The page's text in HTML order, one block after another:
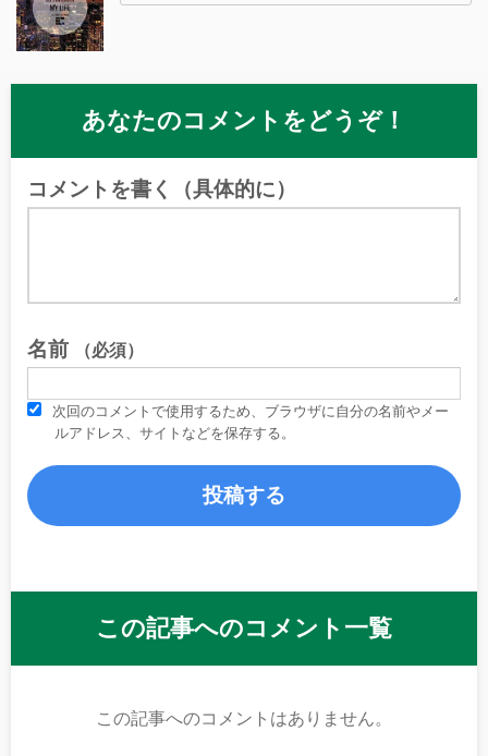
あなたのコメントをどうぞ！
コメントを書く（具体的に）
名前 （必須）
次回のコメントで使用するため、ブラウザに自分の名前やメー
ルアドレス、サイトなどを保存する。
この記事へのコメント一覧
この記事へのコメントはありません。